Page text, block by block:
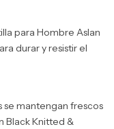
para Hombre Aslan
durar y resistir el
se mantengan frescos
Black Knitted &